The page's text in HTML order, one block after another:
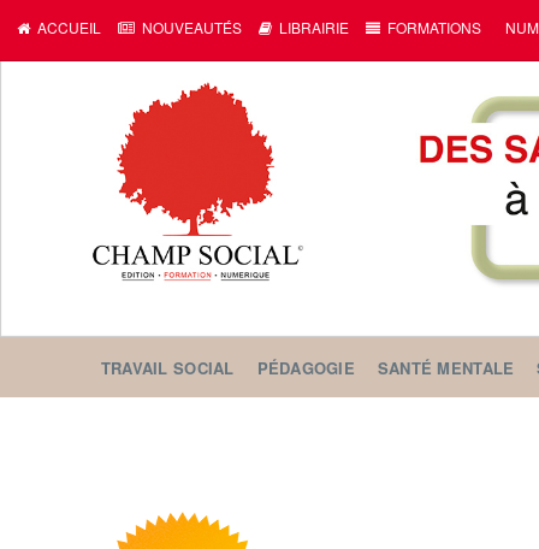
ACCUEIL NOUVEAUTÉS LIBRAIRIE FORMATIONS
TRAVAIL SOCIAL PÉDAGOGIE SANTÉ MENTALE